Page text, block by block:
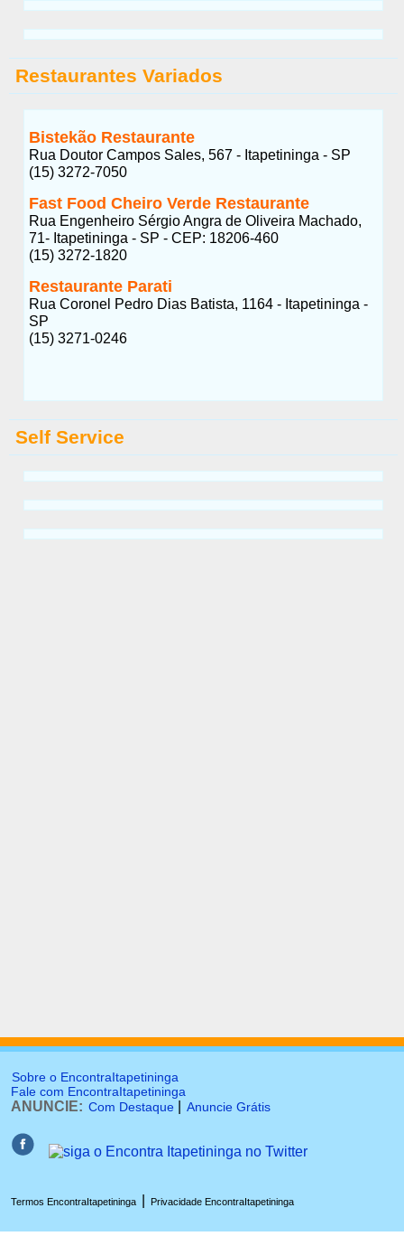
Restaurantes Variados
Bistekão Restaurante
Rua Doutor Campos Sales, 567 - Itapetininga - SP
(15) 3272-7050
Fast Food Cheiro Verde Restaurante
Rua Engenheiro Sérgio Angra de Oliveira Machado,
71- Itapetininga - SP - CEP: 18206-460
(15) 3272-1820
Restaurante Parati
Rua Coronel Pedro Dias Batista, 1164 - Itapetininga -
SP
(15) 3271-0246
Self Service
Sobre o EncontraItapetininga
Fale com EncontraItapetininga
ANUNCIE: Com Destaque Anuncie Grátis
Termos EncontraItapetininga Privacidade EncontraItapetininga